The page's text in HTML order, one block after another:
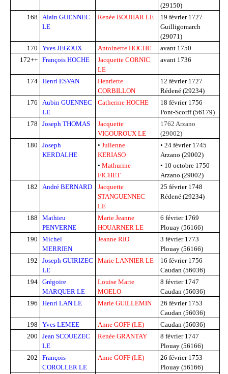
(29150)
168
Alain GUENNEC
LE
Renée BOUHAR LE
19 février 1727
Guilligomarch
(29071)
170
Yves JEGOUX Antoinette HOCHE
avant 1750
172++ François HOCHE
Jacquette CORNIC
LE
avant 1736
174 Henri ESVAN
Henriette
CORBILLON
12 février 1727
Rédené (29234)
176
Aubin GUENNEC
LE
Catherine HOCHE
18 février 1756
Pont-Scorff (56179)
178
Joseph THOMAS
Jacquette
VIGOUROUX LE
1762 Arzano
(29002)
180
Joseph
KERDALHE
• Julienne
KERIASO
• Mathurine
FICHET
• 24 février 1745
Arzano (29002)
• 10 octobre 1750
Arzano (29002)
182
André BERNARD
Jacquette
STANGUENNEC
LE
25 février 1748
Rédené (29234)
188
Mathieu
PENVERNE
Marie Jeanne
HOUARNER LE
6 février 1769
Plouay (56166)
190
Michel
MERRIEN
Jeanne RIO
3 février 1773
Plouay (56166)
192
Joseph GUIRIZEC
LE
Marie LANNIER LE
16 février 1756
Caudan (56036)
194 Grégoire
MARQUER LE
Louise Marie
MOELO
8 février 1747
Caudan (56036)
196
Henri LAN LE Marie GUILLEMIN
26 février 1753
Caudan (56036)
198
Yves LEMEE Anne GOFF (LE)
Caudan (56036)
200
Jean SCOUEZEC
LE
Renée GRANTAY
8 février 1747
Plouay (56166)
202
François
COROLLER LE
Anne GOFF (LE)
26 février 1753
Plouay (56166)